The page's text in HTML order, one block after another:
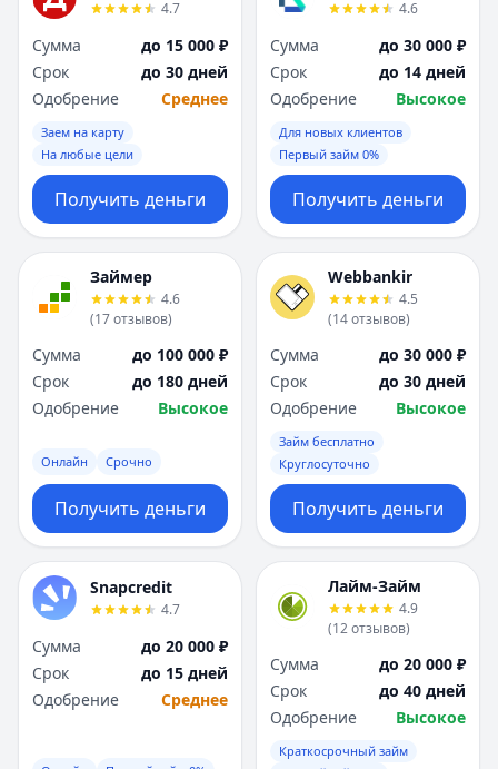
4.7
Сумма
до 15 000 ₽
Срок
до 30 дней
Одобрение
Среднее
Заем на карту
На любые цели
Получить деньги
4.6
Сумма
до 30 000 ₽
Срок
до 14 дней
Одобрение
Высокое
Для новых клиентов
Первый займ 0%
Получить деньги
Займер
4.6
(17отзывов)
Сумма
до 100 000 ₽
Срок
до 180 дней
Одобрение
Высокое
Онлайн Срочно
Получить деньги
Webbankir
4.5
(14отзывов)
Сумма
до 30 000 ₽
Срок
до 30 дней
Одобрение
Высокое
Займ бесплатно
Круглосуточно
Получить деньги
Snapcredit
4.7
Сумма
до 20 000 ₽
Срок
до 15 дней
Одобрение
Среднее
Лайм-Займ
4.9
(12отзывов)
Сумма
до 20 000 ₽
Срок
до 40 дней
Одобрение
Высокое
Краткосрочный займ